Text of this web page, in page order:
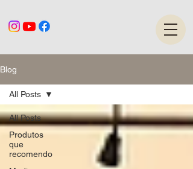
Blog
All Posts
Produtos
que
recomendo
All Posts